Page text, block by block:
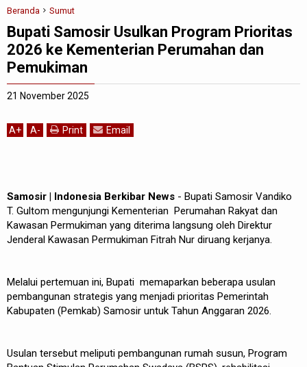
Beranda Sumut
Bupati Samosir Usulkan Program Prioritas
2026 ke Kementerian Perumahan dan
Pemukiman
21 November 2025
A+ A- Print Email
Samosir | Indonesia Berkibar News - Bupati Samosir Vandiko
T. Gultom mengunjungi Kementerian Perumahan Rakyat dan
Kawasan Permukiman yang diterima langsung oleh Direktur
Jenderal Kawasan Permukiman Fitrah Nur diruang kerjanya.
Melalui pertemuan ini, Bupati memaparkan beberapa usulan
pembangunan strategis yang menjadi prioritas Pemerintah
Kabupaten (Pemkab) Samosir untuk Tahun Anggaran 2026.
Usulan tersebut meliputi pembangunan rumah susun, Program